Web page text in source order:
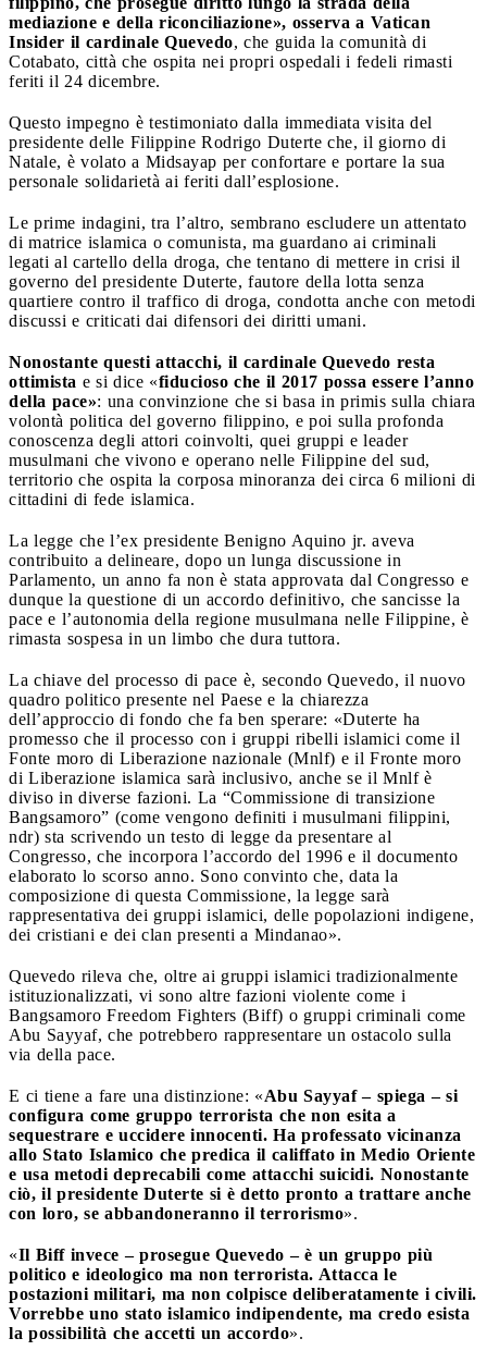
mediazione e della riconciliazione», osserva a Vatican
Insider il cardinale Quevedo, che guida la comunità di
Cotabato, città che ospita nei propri ospedali i fedeli rimasti
feriti il 24 dicembre.
Questo impegno è testimoniato dalla immediata visita del
presidente delle Filippine Rodrigo Duterte che, il giorno di
Natale, è volato a Midsayap per confortare e portare la sua
personale solidarietà ai feriti dall’esplosione.
Le prime indagini, tra l’altro, sembrano escludere un attentato
di matrice islamica o comunista, ma guardano ai criminali
legati al cartello della droga, che tentano di mettere in crisi il
governo del presidente Duterte, fautore della lotta senza
quartiere contro il traffico di droga, condotta anche con metodi
discussi e criticati dai difensori dei diritti umani.
Nonostante questi attacchi, il cardinale Quevedo resta
ottimista e si dice «fiducioso che il 2017 possa essere l’anno
della pace»: una convinzione che si basa in primis sulla chiara
volontà politica del governo filippino, e poi sulla profonda
conoscenza degli attori coinvolti, quei gruppi e leader
musulmani che vivono e operano nelle Filippine del sud,
territorio che ospita la corposa minoranza dei circa 6 milioni di
cittadini di fede islamica.
La legge che l’ex presidente Benigno Aquino jr. aveva
contribuito a delineare, dopo un lunga discussione in
Parlamento, un anno fa non è stata approvata dal Congresso e
dunque la questione di un accordo definitivo, che sancisse la
pace e l’autonomia della regione musulmana nelle Filippine, è
rimasta sospesa in un limbo che dura tuttora.
La chiave del processo di pace è, secondo Quevedo, il nuovo
quadro politico presente nel Paese e la chiarezza
dell’approccio di fondo che fa ben sperare: «Duterte ha
promesso che il processo con i gruppi ribelli islamici come il
Fonte moro di Liberazione nazionale (Mnlf) e il Fronte moro
di Liberazione islamica sarà inclusivo, anche se il Mnlf è
diviso in diverse fazioni. La “Commissione di transizione
Bangsamoro” (come vengono definiti i musulmani filippini,
ndr) sta scrivendo un testo di legge da presentare al
Congresso, che incorpora l’accordo del 1996 e il documento
elaborato lo scorso anno. Sono convinto che, data la
composizione di questa Commissione, la legge sarà
rappresentativa dei gruppi islamici, delle popolazioni indigene,
dei cristiani e dei clan presenti a Mindanao».
Quevedo rileva che, oltre ai gruppi islamici tradizionalmente
istituzionalizzati, vi sono altre fazioni violente come i
Bangsamoro Freedom Fighters (Biff) o gruppi criminali come
Abu Sayyaf, che potrebbero rappresentare un ostacolo sulla
via della pace.
E ci tiene a fare una distinzione: «Abu Sayyaf – spiega – si
configura come gruppo terrorista che non esita a
sequestrare e uccidere innocenti. Ha professato vicinanza
allo Stato Islamico che predica il califfato in Medio Oriente
e usa metodi deprecabili come attacchi suicidi. Nonostante
ciò, il presidente Duterte si è detto pronto a trattare anche
con loro, se abbandoneranno il terrorismo».
«Il Biff invece – prosegue Quevedo – è un gruppo più
politico e ideologico ma non terrorista. Attacca le
postazioni militari, ma non colpisce deliberatamente i civili.
Vorrebbe uno stato islamico indipendente, ma credo esista
la possibilità che accetti un accordo».